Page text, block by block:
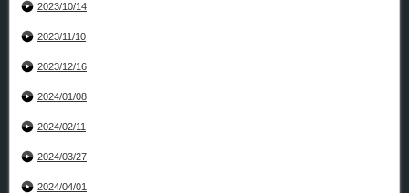
2023/10/14
2023/11/10
2023/12/16
2024/01/08
2024/02/11
2024/03/27
2024/04/01